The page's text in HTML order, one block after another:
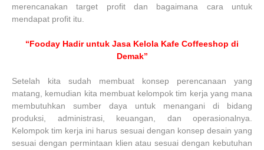
merencanakan target profit dan bagaimana cara untuk
mendapat profit itu.
“Fooday Hadir untuk Jasa Kelola Kafe Coffeeshop di
Demak”
Setelah kita sudah membuat konsep perencanaan yang
matang, kemudian kita membuat kelompok tim kerja yang mana
membutuhkan sumber daya untuk menangani di bidang
produksi, administrasi, keuangan, dan operasionalnya.
Kelompok tim kerja ini harus sesuai dengan konsep desain yang
sesuai dengan permintaan klien atau sesuai dengan kebutuhan